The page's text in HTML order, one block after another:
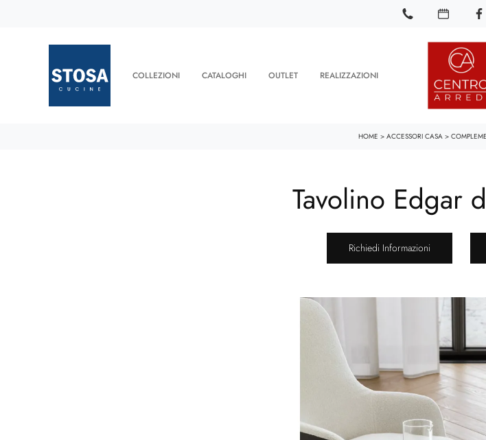
COLLEZIONI CATALOGHI OUTLET REALIZZAZIONI
HOME > ACCESSORI CASA >
Tavolino Edgar
Richiedi Informazioni